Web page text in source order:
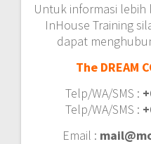
Untuk informasi
InHouse Training
dapat
The DREAM
Telp/WA/SMS :
Telp/WA/SMS :
Email :